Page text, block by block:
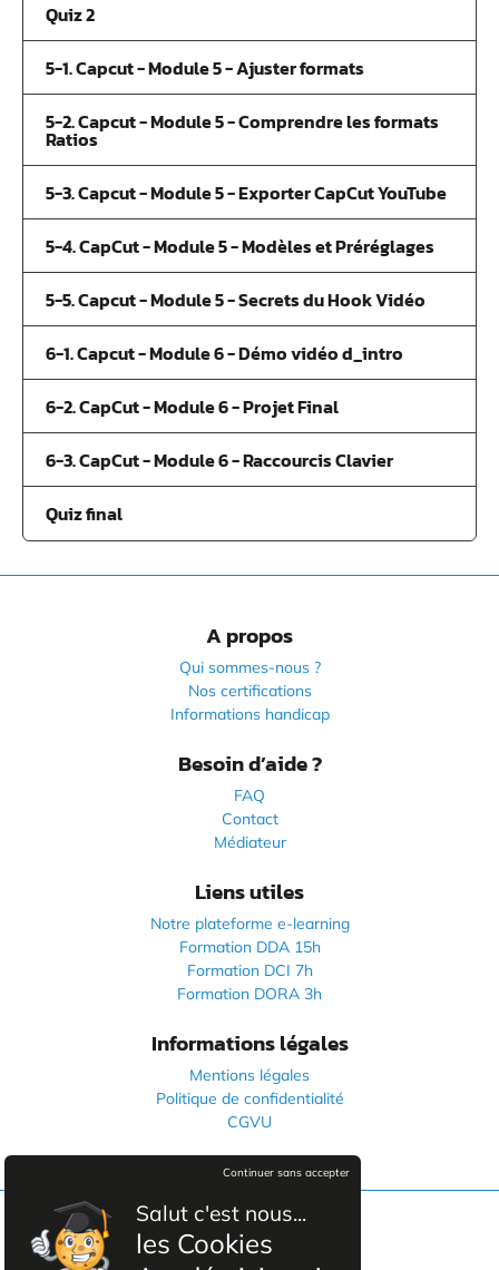
Quiz 2
5-1. Capcut - Module 5 - Ajuster formats
5-2. Capcut - Module 5 - Comprendre les formats
Ratios
5-3. Capcut - Module 5 - Exporter CapCut YouTube
5-4. CapCut - Module 5 - Modèles et Préréglages
5-5. Capcut - Module 5 - Secrets du Hook Vidéo
6-1. Capcut - Module 6 - Démo vidéo d_intro
6-2. CapCut - Module 6 - Projet Final
6-3. CapCut - Module 6 - Raccourcis Clavier
Quiz final
A propos
Qui sommes-nous ?
Nos certifications
Informations handicap
Besoin d’aide ?
FAQ
Contact
Médiateur
Liens utiles
Notre plateforme e-learning
Formation DDA 15h
Formation DCI 7h
Formation DORA 3h
Informations légales
Mentions légales
Politique de confidentialité
CGVU
Facebook
Salut c'est nous...
les Cookies
Continuer sans accepter